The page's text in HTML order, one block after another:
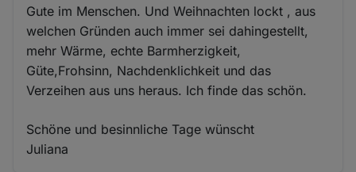
Gute im Menschen. Und Weihnachten lockt , aus
welchen Gründen auch immer sei dahingestellt,
mehr Wärme, echte Barmherzigkeit,
Güte,Frohsinn, Nachdenklichkeit und das
Verzeihen aus uns heraus. Ich finde das schön.
Schöne und besinnliche Tage wünscht
Juliana